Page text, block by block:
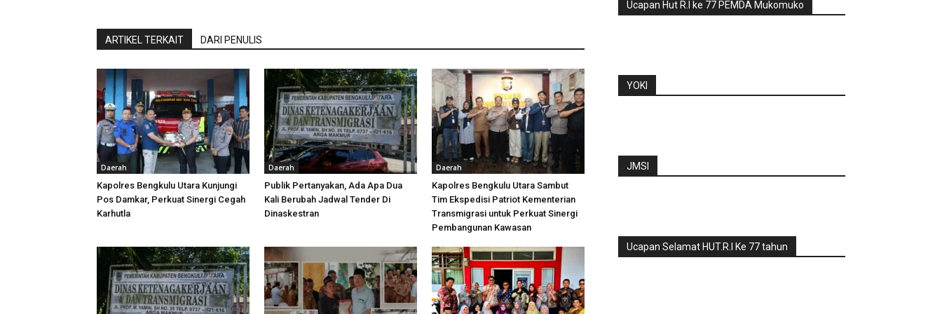
ARTIKEL TERKAIT DARI PENULIS
Daerah
Kapolres Bengkulu Utara Kunjungi
Pos Damkar, Perkuat Sinergi Cegah
Karhutla
Daerah
Publik Pertanyakan, Ada Apa Dua
Kali Berubah Jadwal Tender Di
Dinaskestran
Daerah
Kapolres Bengkulu Utara Sambut
Tim Ekspedisi Patriot Kementerian
Transmigrasi untuk Perkuat Sinergi
Pembangunan Kawasan
Ucapan Hut R.I ke 77 PEMDA Mukomuko
YOKI
JMSI
Ucapan Selamat HUT.R.I Ke 77 tahun